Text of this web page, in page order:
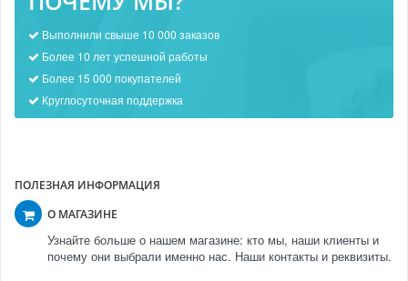
Выполнили свыше 10 000 заказов
Более 10 лет успешной работы
Более 15 000 покупателей
Круглосуточная поддержка
ПОЛЕЗНАЯ ИНФОРМАЦИЯ
О МАГАЗИНЕ
Узнайте больше о нашем магазине: кто мы, наши клиенты и
почему они выбрали именно нас. Наши контакты и реквизиты.